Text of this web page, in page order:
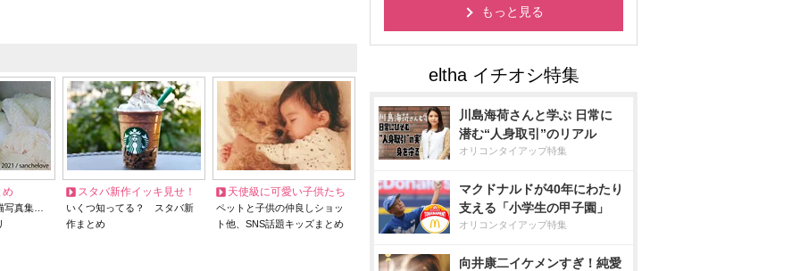
め
写真集…
スタバ新作イッキ見せ！
いくつ知ってる？ スタバ新
作まとめ
天使級に可愛い子供たち
ペットと子供の仲良しショッ
ト他、SNS話題キッズまとめ
もっと見る
川島海荷さんと学ぶ 日常に
潜む“人身取引”のリアル
オリコンタイアップ特集
マクドナルドが40年にわたり
支える「小学生の甲子園」
オリコンタイアップ特集
向井康二イケメンすぎ！純愛